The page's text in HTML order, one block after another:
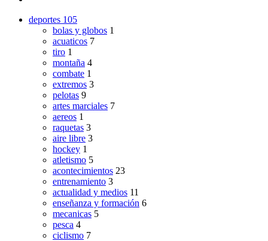
deportes 105
bolas y globos 1
acuaticos 7
tiro 1
montaña 4
combate 1
extremos 3
pelotas 9
artes marciales 7
aereos 1
raquetas 3
aire libre 3
hockey 1
atletismo 5
acontecimientos 23
entrenamiento 3
actualidad y medios 11
enseñanza y formación 6
mecanicas 5
pesca 4
ciclismo 7